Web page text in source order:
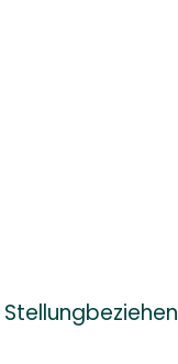
Stellungbeziehen